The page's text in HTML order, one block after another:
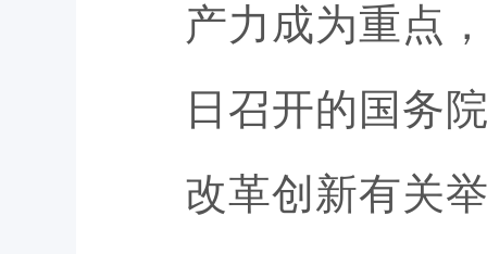
产力成为重点
日召开的国务
改革创新有关